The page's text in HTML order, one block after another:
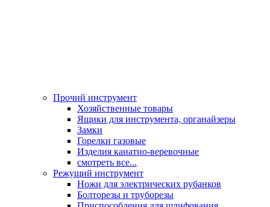
Прочий инструмент
Хозяйственные товары
Ящики для инструмента, органайзеры
Замки
Горелки газовые
Изделия канатно-веревочные
смотреть все...
Режущий инструмент
Ножи для электрических рубанков
Болторезы и труборезы